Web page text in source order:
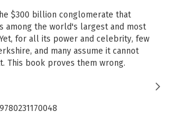
$300 billion conglomerate that
among the world's largest and most
for all its power and celebrity, few
and many assume it cannot
This book proves them wrong.
of the corporate culture that
Lawrence A. Cunningham
assure the conglomerate's continued
9780231170048